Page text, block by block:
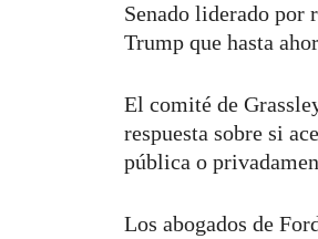
Senado liderado por
Trump que hasta
El comité de
respuesta sobre si
pública o
Los abogados de